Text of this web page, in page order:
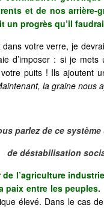
et de nos arrière-
un progrès qu’il
votre verre, je
d’imposer : si je
puits ! Ils ajoutent
la graine nous
parlez de ce
de déstabilisation
l’agriculture
paix entre les peuples.
élevé. Dans le cas